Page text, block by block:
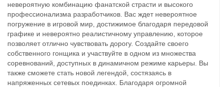
невероятную комбинацию фанатской страсти и высокого
профессионализма разработчиков. Вас ждет невероятное
погружение в игровой мир, достижимое благодаря передовой
графике и невероятно реалистичному управлению, которое
позволяет отлично чувствовать дорогу. Создайте своего
собственного гонщика и участвуйте в одном из множества
соревнований, доступных в динамичном режиме карьеры. Вы
также сможете стать новой легендой, состязаясь в
напряженных сетевых поединках. Благодаря огромной